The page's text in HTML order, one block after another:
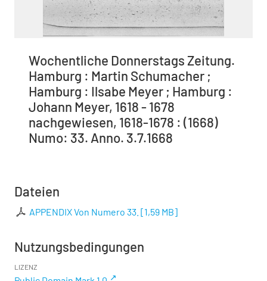
Wochentliche Donnerstags Zeitung.
Hamburg : Martin Schumacher ;
Hamburg : Ilsabe Meyer ; Hamburg :
Johann Meyer, 1618 - 1678
nachgewiesen, 1618-1678 : (1668)
Numo: 33. Anno. 3.7.1668
Dateien
APPENDIX Von Numero 33. [1,59 MB]
Nutzungsbedingungen
LIZENZ